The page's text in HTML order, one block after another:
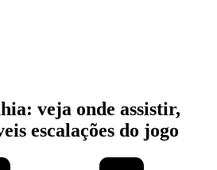
veja onde assistir,
escalações do jogo